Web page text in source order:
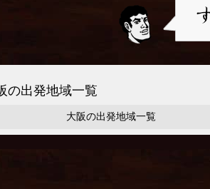
の出発地域一覧
大阪の出発地域一覧